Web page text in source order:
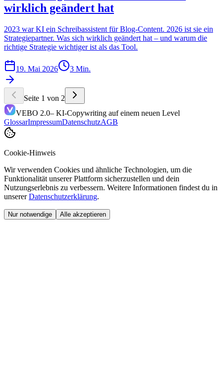
wirklich geändert hat
2023 war KI ein Schreibassistent für Blog-Content. 2026 ist sie ein
Strategiepartner. Was sich wirklich geändert hat – und warum die
richtige Strategie wichtiger ist als das Tool.
19. Mai 2026 3 Min.
Seite 1 von 2
VEBO 2.0– KI-Copywriting auf einem neuen Level
GlossarImpressumDatenschutzAGB
Cookie-Hinweis
Wir verwenden Cookies und ähnliche Technologien, um die
Funktionalität unserer Plattform sicherzustellen und dein
Nutzungserlebnis zu verbessern. Weitere Informationen findest du in
unsererDatenschutzerklärung.
Nur notwendige Alle akzeptieren